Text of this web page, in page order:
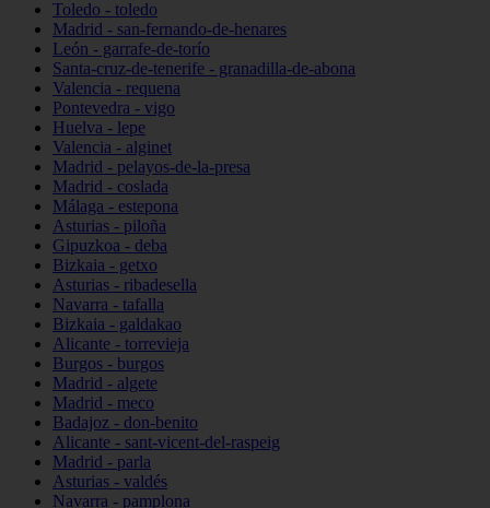
Toledo - toledo
Madrid - san-fernando-de-henares
León - garrafe-de-torío
Santa-cruz-de-tenerife - granadilla-de-abona
Valencia - requena
Pontevedra - vigo
Huelva - lepe
Valencia - alginet
Madrid - pelayos-de-la-presa
Madrid - coslada
Málaga - estepona
Asturias - piloña
Gipuzkoa - deba
Bizkaia - getxo
Asturias - ribadesella
Navarra - tafalla
Bizkaia - galdakao
Alicante - torrevieja
Burgos - burgos
Madrid - algete
Madrid - meco
Badajoz - don-benito
Alicante - sant-vicent-del-raspeig
Madrid - parla
Asturias - valdés
Navarra - pamplona